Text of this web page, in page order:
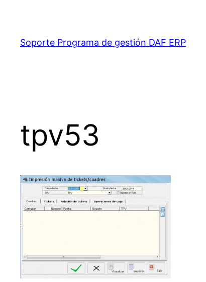
contenido
Soporte Programa de gestión DAF ERP
tpv53